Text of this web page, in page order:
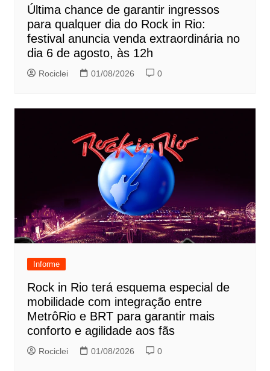
Última chance de garantir ingressos
para qualquer dia do Rock in Rio:
festival anuncia venda extraordinária no
dia 6 de agosto, às 12h
Rociclei 01/08/2026 0
Informe
Rock in Rio terá esquema especial de
mobilidade com integração entre
MetrôRio e BRT para garantir mais
conforto e agilidade aos fãs
Rociclei 01/08/2026 0